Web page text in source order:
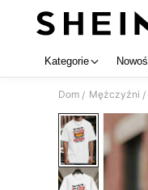
Kategorie
Dom / Mężczyźni /